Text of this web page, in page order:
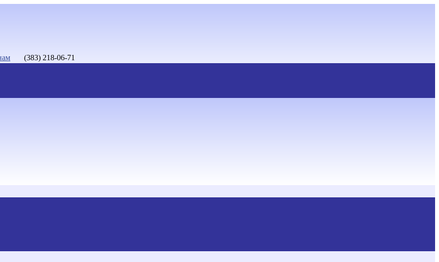
(383) 218-06-71